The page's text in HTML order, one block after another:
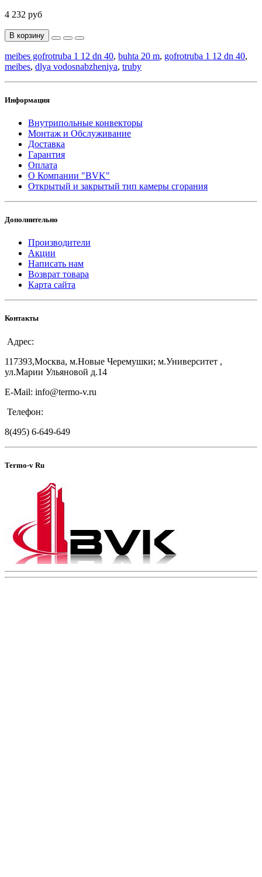
4 232 руб
В корзину
meibes gofrotruba 1 12 dn 40, buhta 20 m, gofrotruba 1 12 dn 40,
meibes, dlya vodosnabzheniya, truby
Информация
Внутрипольные конвекторы
Монтаж и Обслуживание
Доставка
Гарантия
Оплата
О Компании "BVK"
Открытый и закрытый тип камеры сгорания
Дополнительно
Производители
Акции
Написать нам
Возврат товара
Карта сайта
Контакты
Адрес:
117393,Москва, м.Новые Черемушки; м.Университет ,
ул.Марии Ульяновой д.14
E-Mail: info@termo-v.ru
Телефон:
8(495) 6-649-649
Termo-v Ru